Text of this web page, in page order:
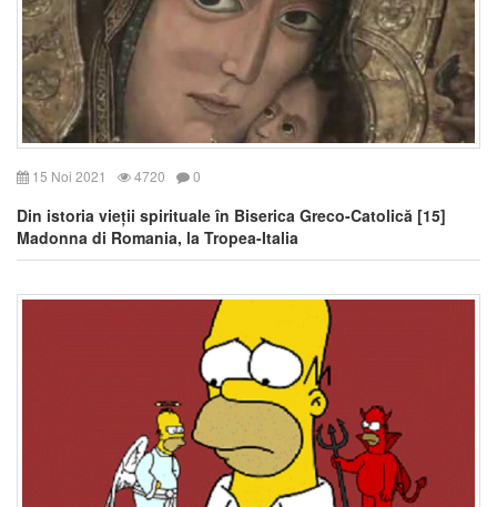
15 Noi 2021 4720 0
Din istoria vieții spirituale în Biserica Greco-Catolică [15]
Madonna di Romania, la Tropea-Italia